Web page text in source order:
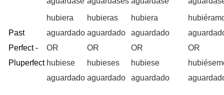
Past
Perfect -
Pluperfect
hubiera
aguardado
OR
hubiese
aguardado
hubieras
aguardado
OR
hubieses
aguardado
hubiera
aguardado
OR
hubiese
aguardado
OR